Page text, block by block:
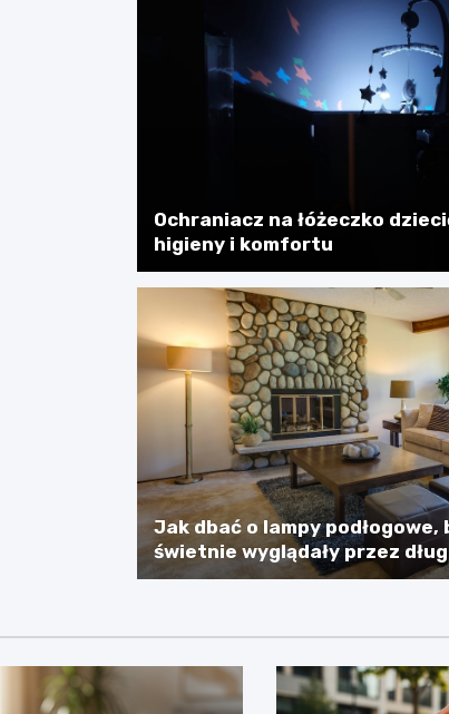
Ochraniacz na łóżeczko
higieny i komfortu
Jak dbać o lampy podłogowe,
świetnie wyglądały przez